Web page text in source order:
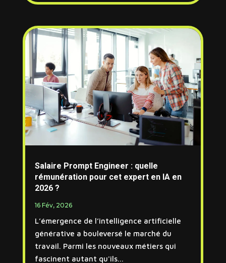
Salaire Prompt Engineer : quelle
rémunération pour cet expert en IA en
2026 ?
16 Fév, 2026
L’émergence de l’intelligence artificielle
générative a bouleversé le marché du
travail. Parmi les nouveaux métiers qui
fascinent autant qu'ils...